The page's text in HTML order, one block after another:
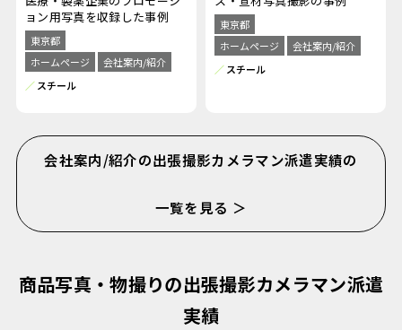
ョン用写真を収録した事例
東京都
ホームページ
会社案内/紹介
スチール
東京都
ホームページ
会社案内/紹介
スチール
会社案内/紹介の出張撮影カメラマン派遣実績の
一覧を見る ＞
商品写真・物撮りの出張撮影カメラマン派遣
実績